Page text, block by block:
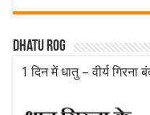
Dhatu rog
1 दिन में धातु – वीर्य गिरना